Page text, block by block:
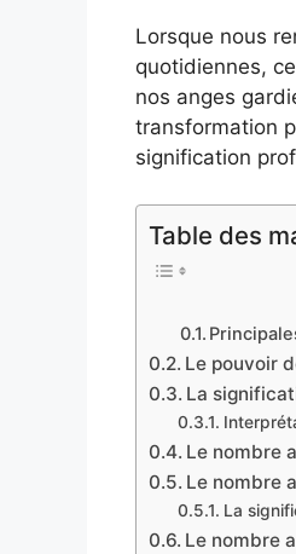
Lorsque nous
quotidiennes,
nos anges
transformation
signification
Table des
Le pouvoir
La
Le nombre
Le nombre
La
Le nombre